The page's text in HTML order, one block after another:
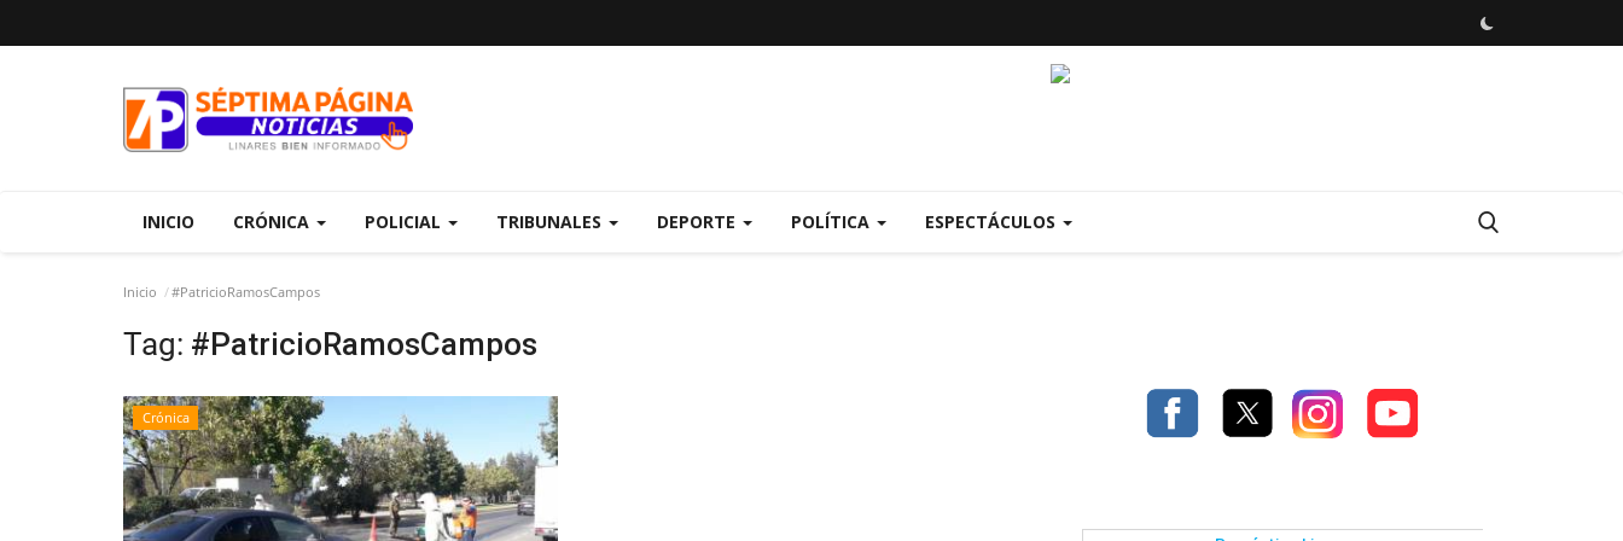
INICIO CRÓNICA POLICIAL TRIBUNALES DEPORTE POLÍTICA ESPECTÁCULOS
Inicio #PatricioRamosCampos
Tag: #PatricioRamosCampos
Crónica